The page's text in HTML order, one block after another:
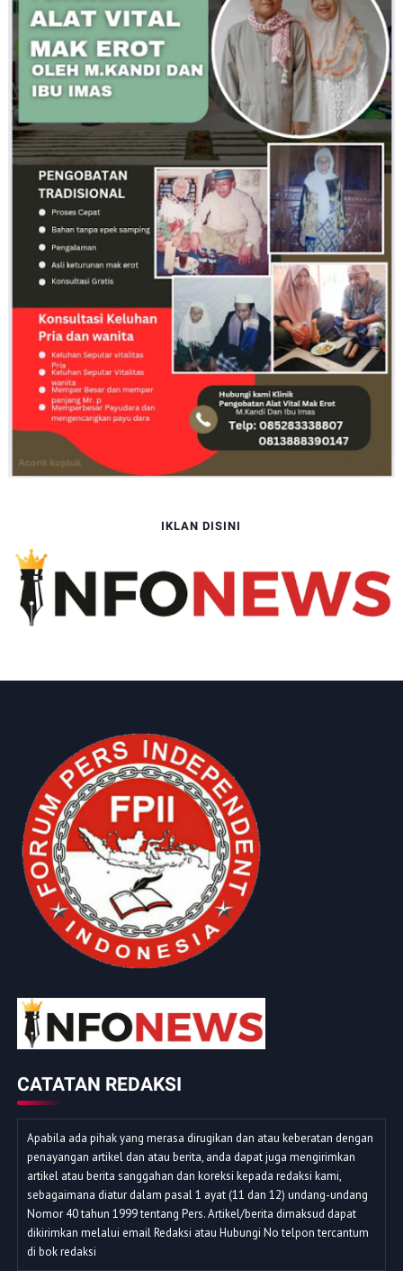
IKLAN DISINI
CATATAN REDAKSI
Apabila ada pihak yang merasa dirugikan dan atau keberatan dengan
penayangan artikel dan atau berita, anda dapat juga mengirimkan
artikel atau berita sanggahan dan koreksi kepada redaksi kami,
sebagaimana diatur dalam pasal 1 ayat (11 dan 12) undang-undang
Nomor 40 tahun 1999 tentang Pers. Artikel/berita dimaksud dapat
dikirimkan melalui email Redaksi atau Hubungi No telpon tercantum
di bok redaksi